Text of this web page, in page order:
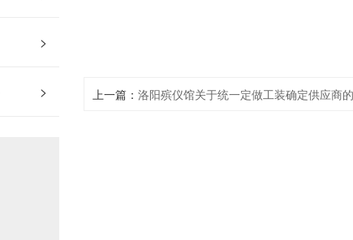
>
> 上一篇： 洛阳殡仪馆关于统一定做工装确定供应商